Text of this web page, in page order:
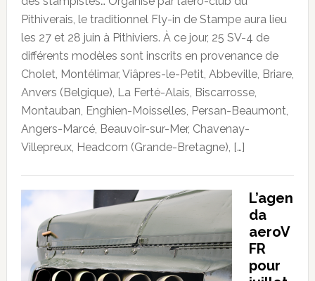
Pithiverais, le traditionnel Fly-in de Stampe aura lieu
les 27 et 28 juin à Pithiviers. À ce jour, 25 SV-4 de
différents modèles sont inscrits en provenance de
Cholet, Montélimar, Viâpres-le-Petit, Abbeville, Briare,
Anvers (Belgique), La Ferté-Alais, Biscarrosse,
Montauban, Enghien-Moisselles, Persan-Beaumont,
Angers-Marcé, Beauvoir-sur-Mer, Chavenay-
Villepreux, Headcorn (Grande-Bretagne), […]
L’agen
da
aeroV
FR
pour